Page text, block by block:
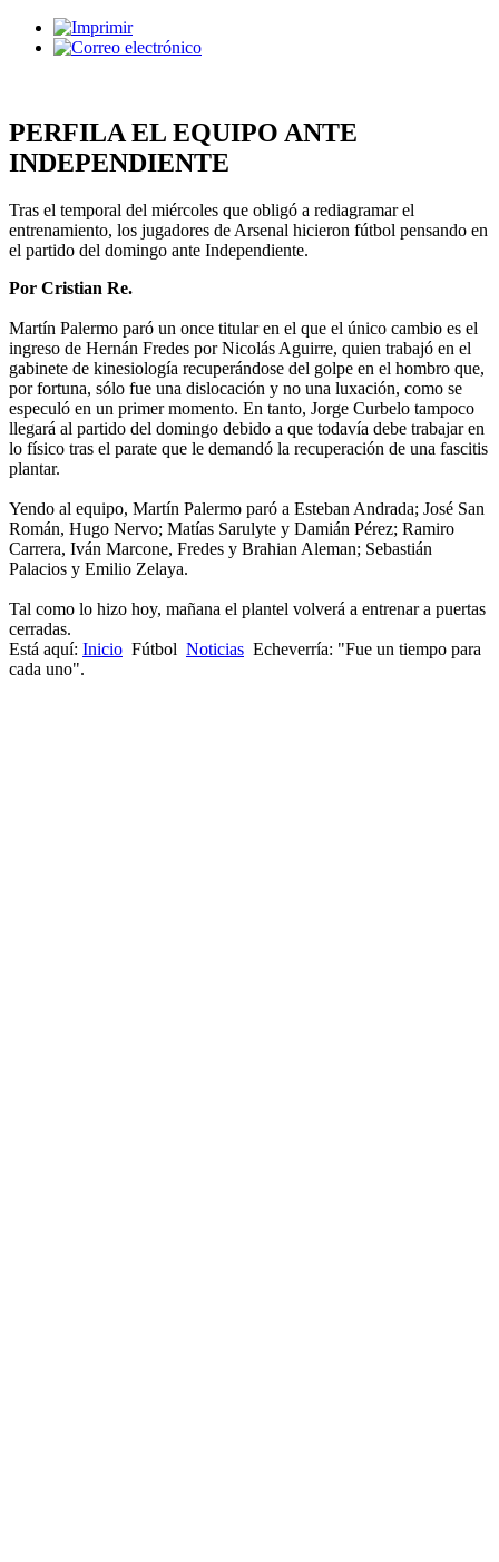
PERFILA EL EQUIPO ANTE
INDEPENDIENTE
Tras el temporal del miércoles que obligó a rediagramar el
entrenamiento, los jugadores de Arsenal hicieron fútbol pensando en
el partido del domingo ante Independiente.
Por Cristian Re.
Martín Palermo paró un once titular en el que el único cambio es el
ingreso de Hernán Fredes por Nicolás Aguirre, quien trabajó en el
gabinete de kinesiología recuperándose del golpe en el hombro que,
por fortuna, sólo fue una dislocación y no una luxación, como se
especuló en un primer momento. En tanto, Jorge Curbelo tampoco
llegará al partido del domingo debido a que todavía debe trabajar en
lo físico tras el parate que le demandó la recuperación de una fascitis
plantar.
Yendo al equipo, Martín Palermo paró a Esteban Andrada; José San
Román, Hugo Nervo; Matías Sarulyte y Damián Pérez; Ramiro
Carrera, Iván Marcone, Fredes y Brahian Aleman; Sebastián
Palacios y Emilio Zelaya.
Tal como lo hizo hoy, mañana el plantel volverá a entrenar a puertas
cerradas.
Está aquí: Inicio Fútbol Noticias Echeverría: "Fue un tiempo para
cada uno".